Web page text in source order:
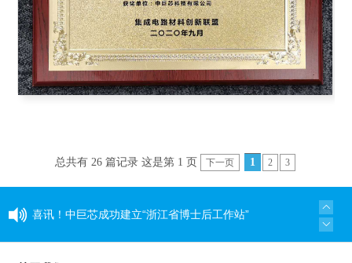
总共有 26 篇记录 这是第 1 页 下一页 1 2 3
喜讯！中巨芯成功建立“浙江省博士后工作站”